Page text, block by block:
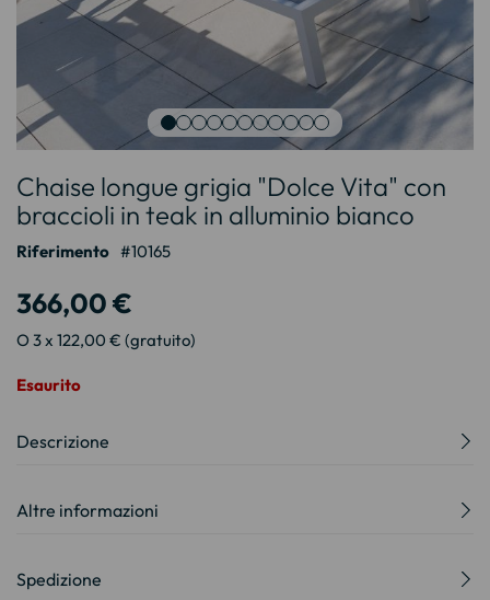
all'inizio
della
galleria
di
Chaise longue grigia "Dolce Vita" con
braccioli in teak in alluminio bianco
Riferimento 10165
366,00 €
O 3 x 122,00 € (gratuito)
Esaurito
Descrizione
Altre informazioni
Spedizione